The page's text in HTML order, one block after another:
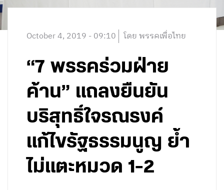
October 4, 2019 - 09:10 โดย พรรคเพื่อไทย
“7 พรรคร่วมฝ่าย
ค้าน” แถลงยืนยัน
บริสุทธิ์ใจรณรงค์
แก้ไขรัฐธรรมนูญ ย้ำ
ไม่แตะหมวด 1-2